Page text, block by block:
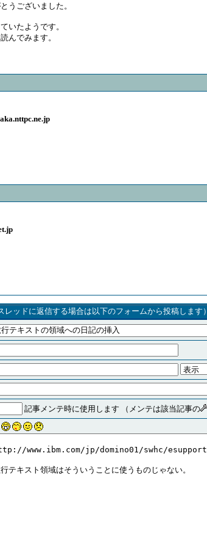
うございました。
いたようです。
んでみます。
ッドに返信する場合は以下のフォームから投稿します）
記事メンテ時に使用します （メンテは該当記事の